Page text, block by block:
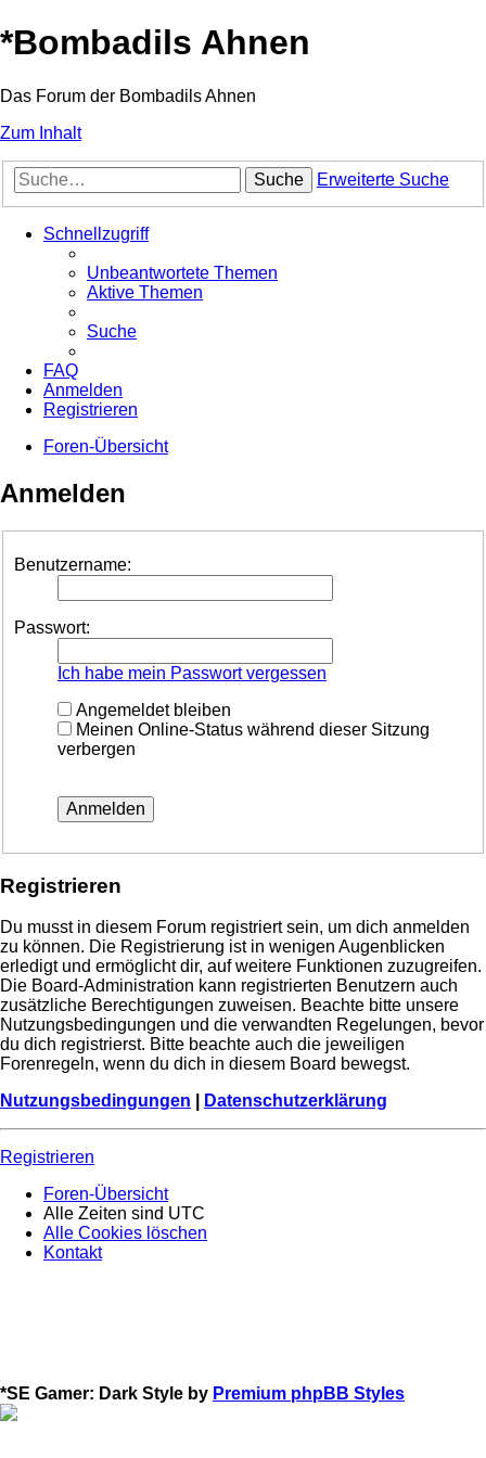
*Bombadils Ahnen
Das Forum der Bombadils Ahnen
Zum Inhalt
Suche Erweiterte Suche
Schnellzugriff
Unbeantwortete Themen
Aktive Themen
Suche
FAQ
Anmelden
Registrieren
Foren-Übersicht
Anmelden
Benutzername:
Passwort:
Ich habe mein Passwort vergessen
Angemeldet bleiben
Meinen Online-Status während dieser Sitzung
verbergen
Registrieren
Du musst in diesem Forum registriert sein, um dich anmelden
zu können. Die Registrierung ist in wenigen Augenblicken
erledigt und ermöglicht dir, auf weitere Funktionen zuzugreifen.
Die Board-Administration kann registrierten Benutzern auch
zusätzliche Berechtigungen zuweisen. Beachte bitte unsere
Nutzungsbedingungen und die verwandten Regelungen, bevor
du dich registrierst. Bitte beachte auch die jeweiligen
Forenregeln, wenn du dich in diesem Board bewegst.
Nutzungsbedingungen
Datenschutzerklärung
Registrieren
Foren-Übersicht
Alle Zeiten sind UTC
Alle Cookies löschen
Kontakt
*SE Gamer: Dark Style by Premium phpBB Styles